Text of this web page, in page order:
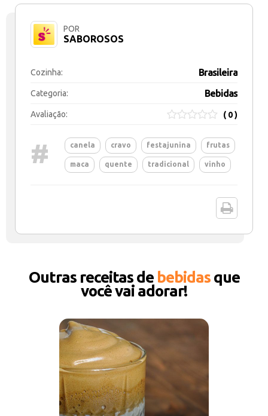
POR
SABOROSOS
Cozinha: Brasileira
Categoria: Bebidas
Avaliação: ( 0 )
# canela cravo festajunina frutas
maca quente tradicional vinho
Outras receitas de bebidasque
você vai adorar!